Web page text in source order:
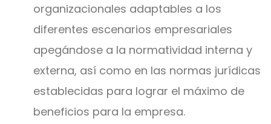
organizacionales adaptables a los
diferentes escenarios empresariales
apegándose a la normatividad interna y
externa, así como en las normas jurídicas
establecidas para lograr el máximo de
beneficios para la empresa.